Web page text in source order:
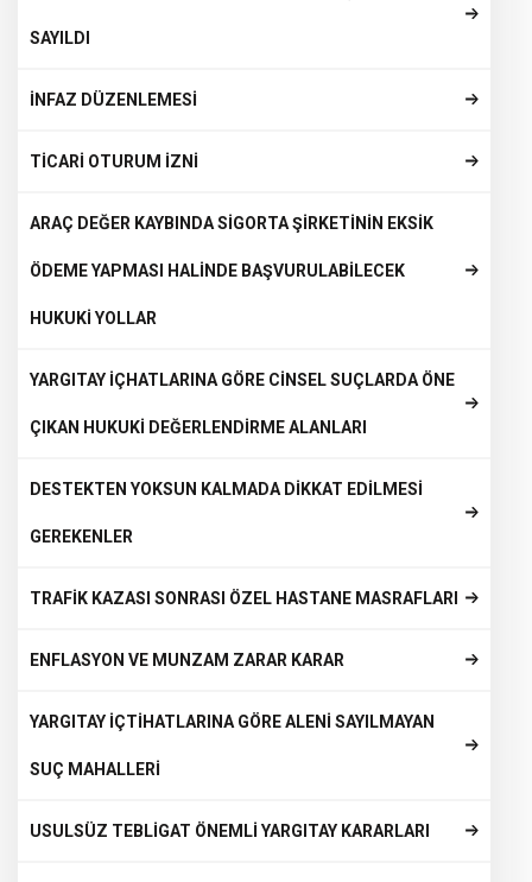
SAYILDI
İNFAZ DÜZENLEMESİ
TİCARİ OTURUM İZNİ
ARAÇ DEĞER KAYBINDA SİGORTA ŞİRKETİNİN EKSİK
ÖDEME YAPMASI HALİNDE BAŞVURULABİLECEK
HUKUKİ YOLLAR
YARGITAY İÇHATLARINA GÖRE CİNSEL SUÇLARDA ÖNE
ÇIKAN HUKUKİ DEĞERLENDİRME ALANLARI
DESTEKTEN YOKSUN KALMADA DİKKAT EDİLMESİ
GEREKENLER
TRAFİK KAZASI SONRASI ÖZEL HASTANE MASRAFLARI
ENFLASYON VE MUNZAM ZARAR KARAR
YARGITAY İÇTİHATLARINA GÖRE ALENİ SAYILMAYAN
SUÇ MAHALLERİ
USULSÜZ TEBLİGAT ÖNEMLİ YARGITAY KARARLARI